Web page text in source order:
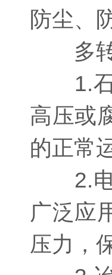
防尘、
多转
1.石
高压或
的正常
2.电
广泛应
压力，